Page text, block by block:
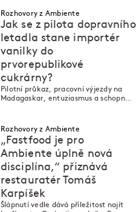
Rozhovory z Ambiente
Jak se z pilota dopravního
letadla stane importér
vanilky do
prvorepublikové
cukrárny?
Pilotní průkaz, pracovní výjezdy na
Madagaskar, entuziasmus a schopnost
prémiovou vanilku?
Rozhovory z Ambiente
„Fastfood je pro
Ambiente úplně nová
disciplína,“ přiznává
restauratér Tomáš
Karpíšek
Šlápnutí vedle dává příležitost najít